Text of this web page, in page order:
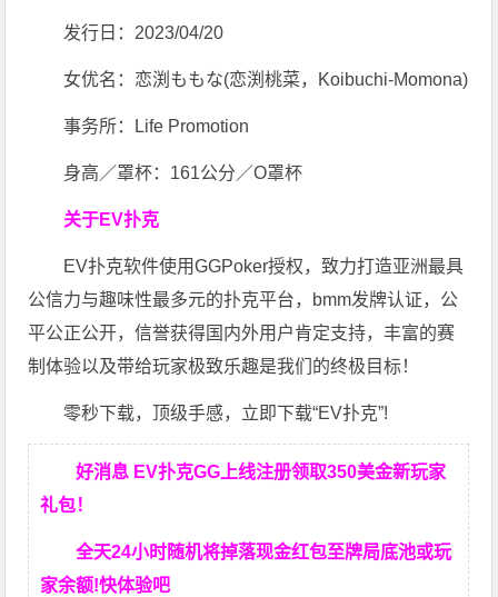
发行日：2023/04/20
女优名：恋渕ももな(恋渕桃菜，Koibuchi-Momona)
事务所：Life Promotion
身高／罩杯：161公分／O罩杯
关于EV扑克
EV扑克软件使用GGPoker授权，致力打造亚洲最具
公信力与趣味性最多元的扑克平台，bmm发牌认证，公
平公正公开，信誉获得国内外用户肯定支持，丰富的赛
制体验以及带给玩家极致乐趣是我们的终极目标！
零秒下载，顶级手感，立即下载“EV扑克”!
好消息 EV扑克GG上线注册领取350美金新玩家
礼包！
全天24小时随机将掉落现金红包至牌局底池或玩
家余额!快体验吧